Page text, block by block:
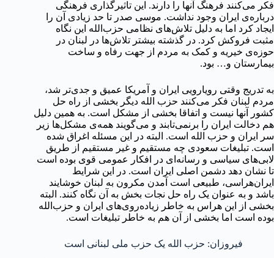
فکر می‌کنند فرهنگ آنها را دارند. این تاثیرگذاری فرهنگی
درباره‌ی ایران وجود نداشت. موسی صدر تا حد زیادی آن را
ایجاد کرد اما به دلیل تلاش‌‌های نظامی حزب‌الله این نگاه
مثبت فروکش کرد. در گذشته بیشتر تلاش‌ها در لبنان در
حوزه‌ی خیریه و کمک به مردم از جهت رفاه و ساخت
بیمارستان و… بود.
به تدریج وقتی رویارویی ایران و آمریکا عمیق‌ و جدی‌تر شد،
مردم لبنان فکر می‌کنند حزب الله دیگر بخشی از راه حل
کشور آنها نیست و اتفاقا بخشی از مشکل است. به همین دلیل
هم دخالت ایران را برنمی‌تابند و می‌گویند همه‌ی مشکل‌ها زیر
سر ایران و حزب الله است. البته در این مسئله اغراق شده
است. تبلیغات سعودی چه مستقیم و غیر مستقیم از طریق
لابی‌های سیاسی و رسانه‌ای در افکار عمومی قوی بوده است
تا نشان دهد دشمن اصلی ایران است. در این شرایط
ایران‌هراسی، طبیعی است آمدن مکرون به لبنان خوشایند
باشد و به عنوان یک راه حل نجات بخش به آن نگاه کنند. البته
بخشی از این هراس به خاطر زیاده‌روی‌های ایران و حزب‌الله
بوده است اما بخشی از آن هم به خاطر تبلیغات است.
فیروزان: حزب الله یک حزب ملی لبنانی است